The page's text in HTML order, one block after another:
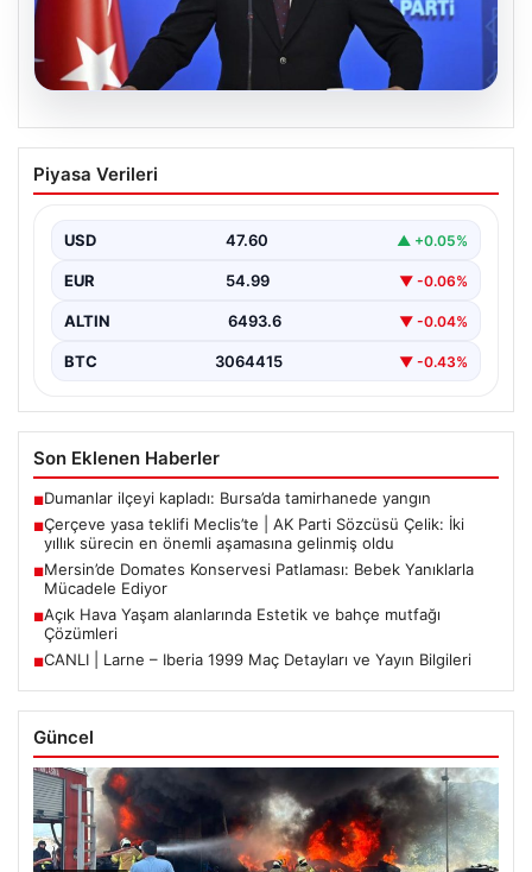
05.08.2026
Çerçeve yasa teklifi Meclis’te | AK Parti
Sözcüsü Çelik: İki yıllık sürecin en
Piyasa Verileri
USD 47.60 ▲ +0.05%
EUR 54.99 ▼ -0.06%
ALTIN 6493.6 ▼ -0.04%
BTC 3064415 ▼ -0.43%
Son Eklenen Haberler
■Dumanlar ilçeyi kapladı: Bursa’da tamirhanede yangın
■Çerçeve yasa teklifi Meclis’te | AK Parti Sözcüsü Çelik: İki
yıllık sürecin en önemli aşamasına gelinmiş oldu
■Mersin’de Domates Konservesi Patlaması: Bebek Yanıklarla
Mücadele Ediyor
■Açık Hava Yaşam alanlarında Estetik ve bahçe mutfağı
Çözümleri
■CANLI | Larne – Iberia 1999 Maç Detayları ve Yayın Bilgileri
Güncel